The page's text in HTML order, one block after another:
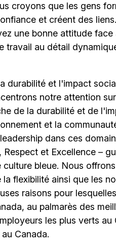
croyons que les gens
et créent des
une bonne attitude
travail au détail
durabilité et l'impact
notre attention
de la durabilité et de
et la
dans ces
Respect et Excellence –
bleue. Nous
flexibilité ainsi que les
raisons pour
au palmarès des
les plus verts
Canada.